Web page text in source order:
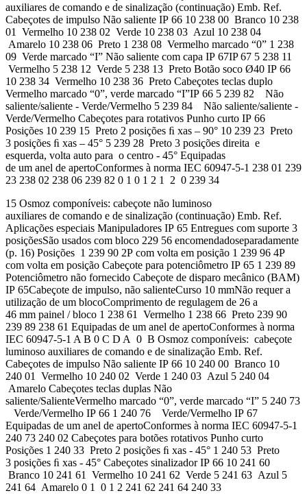
auxiliares de comando e de sinalização (continuação) Emb. Ref.
Cabeçotes de impulso Não saliente IP 66 10 238 00 Branco 10 238
01 Vermelho 10 238 02 Verde 10 238 03 Azul 10 238 04
Amarelo 10 238 06 Preto 1 238 08 Vermelho marcado “0” 1 238
09 Verde marcado “I” Não saliente com capa IP 67IP 67 5 238 11
Vermelho 5 238 12 Verde 5 238 13 Preto Botão soco Ø40 IP 66
10 238 34 Vermelho 10 238 36 Preto Cabeçotes teclas duplo
Vermelho marcado “0”, verde marcado “I”IP 66 5 239 82 Não
saliente/saliente - Verde/Vermelho 5 239 84 Não saliente/saliente -
Verde/Vermelho Cabeçotes para rotativos Punho curto IP 66
Posições 10 239 15 Preto 2 posições ﬁ xas – 90° 10 239 23 Preto
3 posições ﬁ xas – 45° 5 239 28 Preto 3 posições direita e
esquerda, volta auto para o centro - 45° Equipadas
de um anel de apertoConformes à norma IEC 60947-5-1 238 01 239
23 238 02 238 06 239 82 0 1 0 1 2 1 2 0 239 34
15 Osmoz componíveis: cabeçote não luminoso
auxiliares de comando e de sinalização (continuação) Emb. Ref.
Aplicações especiais Manipuladores IP 65 Entregues com suporte 3
posiçõesSão usados com bloco 229 56 encomendadoseparadamente
(p. 16) Posições 1 239 90 2P com volta em posição 1 239 96 4P
com volta em posição Cabeçote para potenciômetro IP 65 1 239 89
Potenciômetro não fornecido Cabeçote de disparo mecânico (BAM)
IP 65Cabeçote de impulso, não salienteCurso 10 mmNão requer a
utilização de um blocoComprimento de regulagem de 26 a
46 mm painel / bloco 1 238 61 Vermelho 1 238 66 Preto 239 90
239 89 238 61 Equipadas de um anel de apertoConformes à norma
IEC 60947-5-1 A B 0 C D A 0 B Osmoz componíveis: cabeçote
luminoso auxiliares de comando e de sinalização Emb. Ref.
Cabeçotes de impulso Não saliente IP 66 10 240 00 Branco 10
240 01 Vermelho 10 240 02 Verde 1 240 03 Azul 5 240 04
Amarelo Cabeçotes teclas duplas Não
saliente/SalienteVermelho marcado “0”, verde marcado “I” 5 240 73
Verde/Vermelho IP 66 1 240 76 Verde/Vermelho IP 67
Equipadas de um anel de apertoConformes à norma IEC 60947-5-1
240 73 240 02 Cabeçotes para botões rotativos Punho curto
Posições 1 240 33 Preto 2 posições ﬁ xas - 45° 1 240 53 Preto
3 posições ﬁ xas - 45° Cabeçotes sinalizador IP 66 10 241 60
Branco 10 241 61 Vermelho 10 241 62 Verde 5 241 63 Azul 5
241 64 Amarelo 0 1 0 1 2 241 62 241 64 240 33